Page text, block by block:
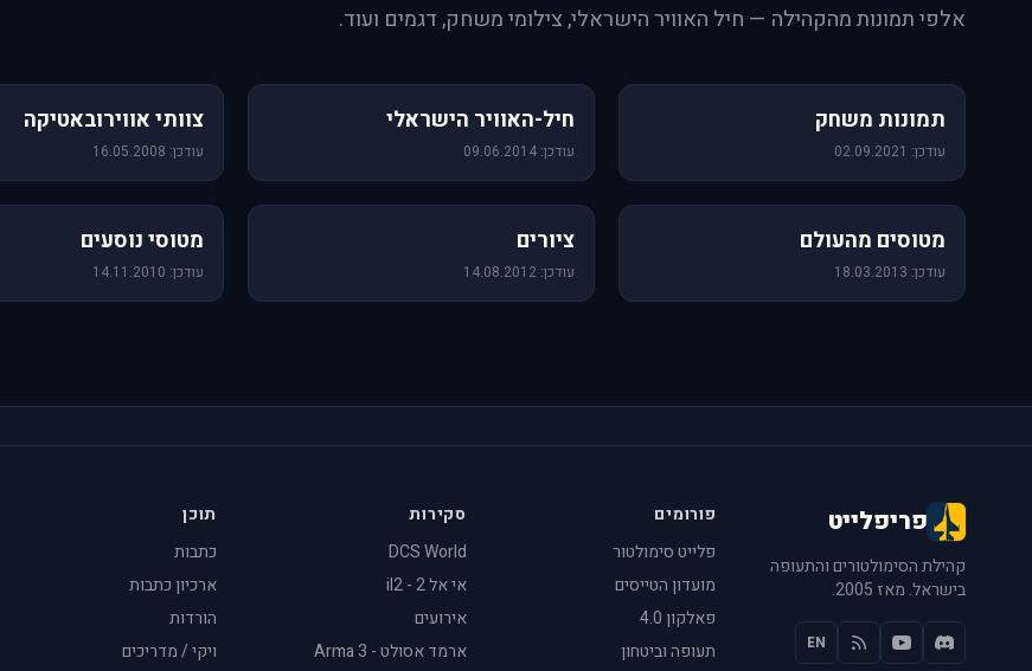
אלפי תמונות מהקהילה — חיל האוויר הישראלי, צילומי משחק, דגמים ועוד.
תמונות משחק
עודכן: 02.09.2021
חיל-האוויר הישראלי
עודכן: 09.06.2014
צוותי אווירובאטיקה
עודכן: 16.05.2008
מטוסים מהעולם
עודכן: 18.03.2013
ציורים
עודכן: 14.08.2012
מטוסי נוסעים
עודכן: 14.11.2010
פריפלייט
קהילת הסימולטורים והתעופה
בישראל. מאז 2005.
EN
פורומים
פלייט סימולטור
מועדון הטייסים
פאלקון 4.0
תעופה וביטחון
סקירות
DCS World
אי אל 2 - il2
אירועים
ארמד אסולט - Arma 3
תוכן
כתבות
ארכיון כתבות
הורדות
ויקי / מדריכים